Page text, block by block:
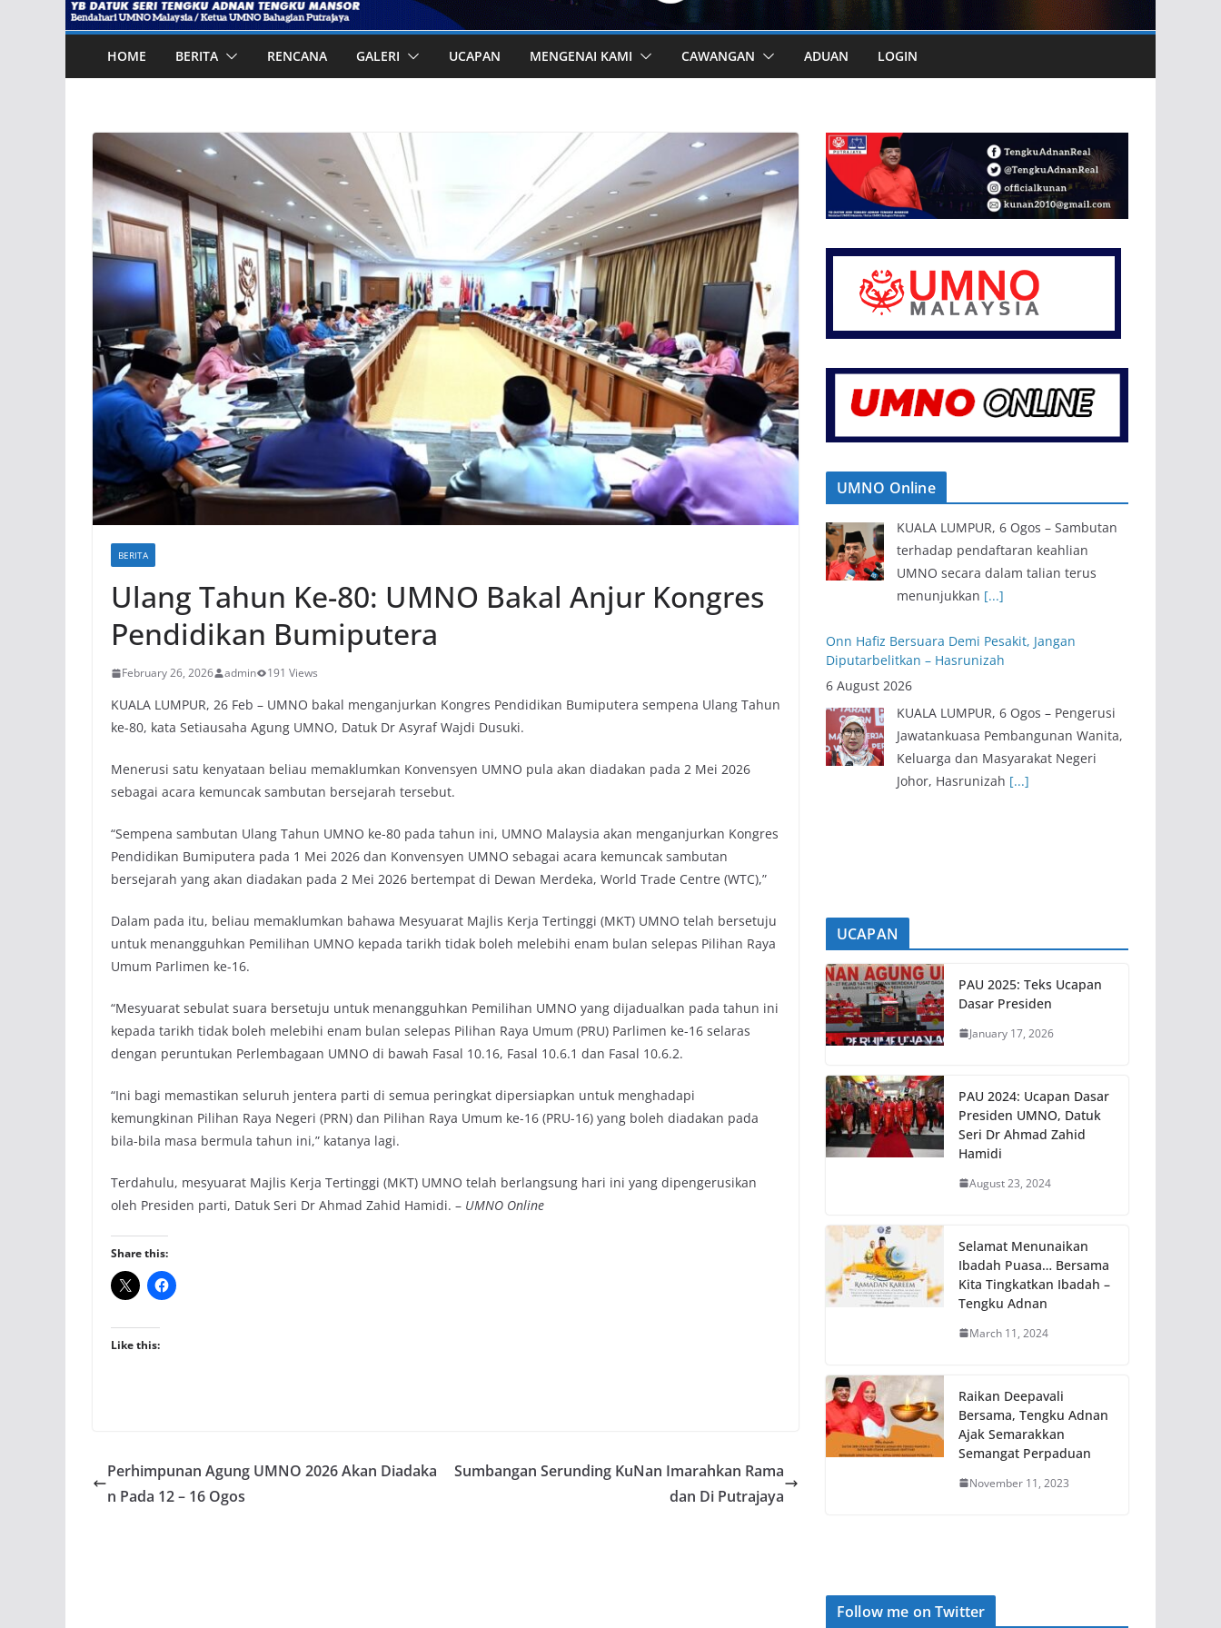
HOME BERITA RENCANA GALERI UCAPAN MENGENAI KAMI CAWANGAN ADUAN LOGIN
BERITA
Ulang Tahun Ke-80: UMNO Bakal Anjur Kongres
Pendidikan Bumiputera
February 26, 2026 admin 191 Views
KUALA LUMPUR, 26 Feb – UMNO bakal menganjurkan Kongres Pendidikan Bumiputera sempena Ulang Tahun
ke-80, kata Setiausaha Agung UMNO, Datuk Dr Asyraf Wajdi Dusuki.
Menerusi satu kenyataan beliau memaklumkan Konvensyen UMNO pula akan diadakan pada 2 Mei 2026
sebagai acara kemuncak sambutan bersejarah tersebut.
“Sempena sambutan Ulang Tahun UMNO ke-80 pada tahun ini, UMNO Malaysia akan menganjurkan Kongres
Pendidikan Bumiputera pada 1 Mei 2026 dan Konvensyen UMNO sebagai acara kemuncak sambutan
bersejarah yang akan diadakan pada 2 Mei 2026 bertempat di Dewan Merdeka, World Trade Centre (WTC),”
Dalam pada itu, beliau memaklumkan bahawa Mesyuarat Majlis Kerja Tertinggi (MKT) UMNO telah bersetuju
untuk menangguhkan Pemilihan UMNO kepada tarikh tidak boleh melebihi enam bulan selepas Pilihan Raya
Umum Parlimen ke-16.
“Mesyuarat sebulat suara bersetuju untuk menangguhkan Pemilihan UMNO yang dijadualkan pada tahun ini
kepada tarikh tidak boleh melebihi enam bulan selepas Pilihan Raya Umum (PRU) Parlimen ke-16 selaras
dengan peruntukan Perlembagaan UMNO di bawah Fasal 10.16, Fasal 10.6.1 dan Fasal 10.6.2.
“Ini bagi memastikan seluruh jentera parti di semua peringkat dipersiapkan untuk menghadapi
kemungkinan Pilihan Raya Negeri (PRN) dan Pilihan Raya Umum ke-16 (PRU-16) yang boleh diadakan pada
bila-bila masa bermula tahun ini,” katanya lagi.
Terdahulu, mesyuarat Majlis Kerja Tertinggi (MKT) UMNO telah berlangsung hari ini yang dipengerusikan
oleh Presiden parti, Datuk Seri Dr Ahmad Zahid Hamidi. – UMNO Online
Share this:
Like this:
Perhimpunan Agung UMNO 2026 Akan Diadaka
n Pada 12 – 16 Ogos
Sumbangan Serunding KuNan Imarahkan Rama
dan Di Putrajaya
UMNO Online
Onn Hafiz Bersuara Demi Pesakit, Jangan
Diputarbelitkan – Hasrunizah
6 August 2026
KUALA LUMPUR, 6 Ogos – Pengerusi
Keluarga dan Masyarakat Negeri
Johor, Hasrunizah
Pendaftaran Keahlian UMNO Terus Meningkat,
Anak Muda Dominasi Ahli Baharu
6 August 2026
KUALA LUMPUR, 6 Ogos – Sambutan
UCAPAN
PAU 2025: Teks Ucapan
Dasar Presiden
January 17, 2026
PAU 2024: Ucapan Dasar
Presiden UMNO, Datuk
Seri Dr Ahmad Zahid
Hamidi
August 23, 2024
Selamat Menunaikan
Ibadah Puasa… Bersama
Kita Tingkatkan Ibadah –
Tengku Adnan
March 11, 2024
Raikan Deepavali
Bersama, Tengku Adnan
Ajak Semarakkan
Semangat Perpaduan
November 11, 2023
Follow me on Twitter